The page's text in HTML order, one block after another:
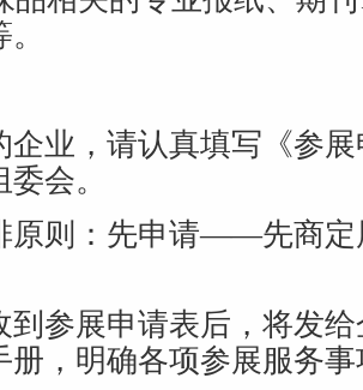
企业，请认真填写《参
会。
原则：先申请——先商
到参展申请表后，将发
册，明确各项参展服务